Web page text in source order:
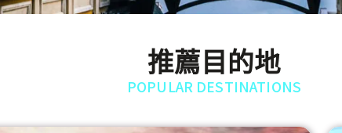
推薦目的地
POPULAR DESTINATIONS